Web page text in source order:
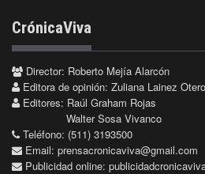
CrónicaViva
Director: Roberto Mejía Alarcón
Editora de opinión: Zuliana Lainez Otero
Editores: Raúl Graham Rojas
Walter Sosa Vivanco
Teléfono: (511) 3193500
Email: prensacronicaviva@gmail.com
Publicidad online: